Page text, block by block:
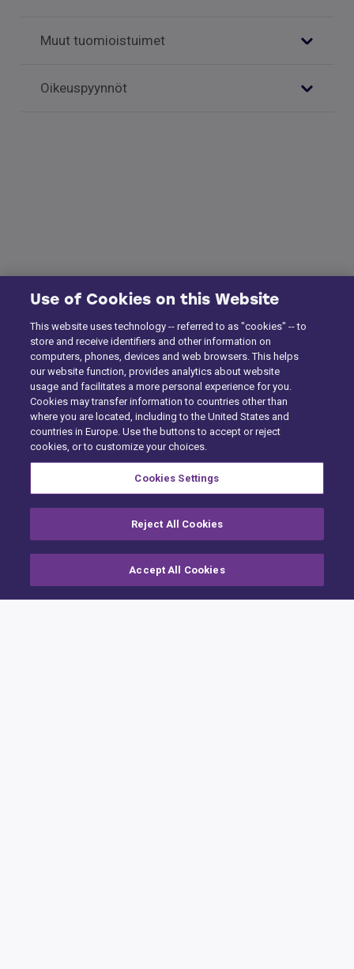
Muut tuomioistuimet
Oikeuspyynnöt
Etusivu
Use of Cookies on this Website
This website uses technology -- referred to as "cookies" -- to
store and receive identifiers and other information on
computers, phones, devices and web browsers. This helps
our website function, provides analytics about website
usage and facilitates a more personal experience for you.
Cookies may transfer information to countries other than
where you are located, including to the United States and
countries in Europe. Use the buttons to accept or reject
cookies, or to customize your choices.
Cookies Settings
Reject All Cookies
Accept All Cookies